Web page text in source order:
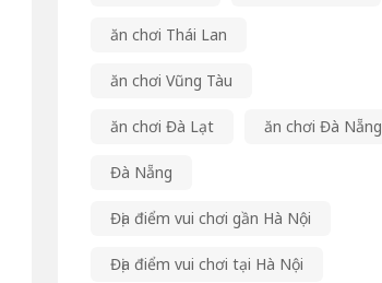
ăn chơi Thái Lan
ăn chơi Vũng Tàu
ăn chơi Đà Lạt ăn chơi Đà Nẵng
Đà Nẵng
Địa điểm vui chơi gần Hà Nội
Địa điểm vui chơi tại Hà Nội